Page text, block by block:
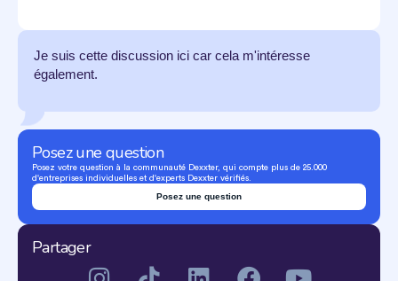
Je suis cette discussion ici car cela m'intéresse
également.
Posez une question
Posez votre question à la communauté Dexxter, qui compte plus de 25.000
d'entreprises individuelles et d'experts Dexxter vérifiés.
Posez une question
Partager